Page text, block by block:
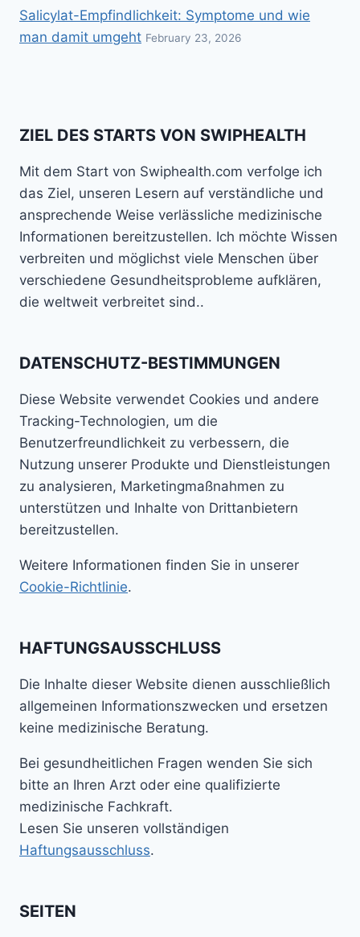
Salicylat-Empfindlichkeit: Symptome und wie
man damit umgeht February 23, 2026
ZIEL DES STARTS VON SWIPHEALTH
Mit dem Start von Swiphealth.com verfolge ich
das Ziel, unseren Lesern auf verständliche und
ansprechende Weise verlässliche medizinische
Informationen bereitzustellen. Ich möchte Wissen
verbreiten und möglichst viele Menschen über
verschiedene Gesundheitsprobleme aufklären,
die weltweit verbreitet sind..
DATENSCHUTZ-BESTIMMUNGEN
Diese Website verwendet Cookies und andere
Tracking-Technologien, um die
Benutzerfreundlichkeit zu verbessern, die
Nutzung unserer Produkte und Dienstleistungen
zu analysieren, Marketingmaßnahmen zu
unterstützen und Inhalte von Drittanbietern
bereitzustellen.
Weitere Informationen finden Sie in unserer
Cookie-Richtlinie.
HAFTUNGSAUSSCHLUSS
Die Inhalte dieser Website dienen ausschließlich
allgemeinen Informationszwecken und ersetzen
keine medizinische Beratung.
Bei gesundheitlichen Fragen wenden Sie sich
bitte an Ihren Arzt oder eine qualifizierte
medizinische Fachkraft.
Lesen Sie unseren vollständigen
Haftungsausschluss.
SEITEN